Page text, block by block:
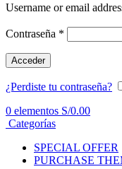
Username or email
Contraseña *
Acceder
¿Perdiste tu contraseña?
0 elementos S/0.00
Categorías
SPECIAL OFFER
PURCHASE